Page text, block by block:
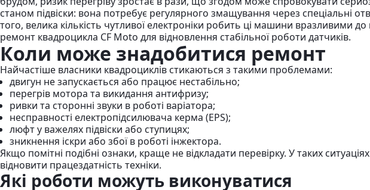
станом підвіски: вона потребує регулярного змащування через спеціальні
того, велика кількість чутливої електроніки робить ці машини вразливими
ремонт квадроцикла CF Moto для відновлення стабільної роботи датчиків.
Коли може знадобитися ремонт
Найчастіше власники квадроциклів стикаються з такими проблемами:
двигун не запускається або працює нестабільно;
перегрів мотора та викидання антифризу;
ривки та сторонні звуки в роботі варіатора;
несправності електропідсилювача керма (EPS);
люфт у важелях підвіски або ступицях;
зникнення іскри або збої в роботі інжектора.
Якщо помітні подібні ознаки, краще не відкладати перевірку. У таких
відновити працездатність техніки.
Які роботи можуть виконуватися